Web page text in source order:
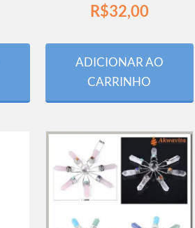
R$32,00
ADICIONAR AO
CARRINHO